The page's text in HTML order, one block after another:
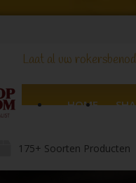
Laat al uw
HOME
175+ Soorten Producten